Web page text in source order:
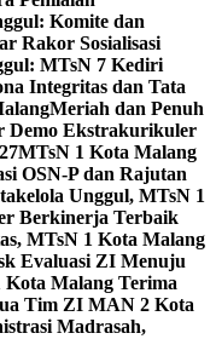
Komite dan
Rakor Sosialisasi
MTsN 7 Kediri
Integritas dan Tata
Meriah dan Penuh
Demo Ekstrakurikuler
MTsN 1 Kota Malang
OSN-P dan Rajutan
Unggul, MTsN 1
Berkinerja Terbaik
MTsN 1 Kota Malang
Evaluasi ZI Menuju
Malang Terima
Tim ZI MAN 2 Kota
Madrasah,